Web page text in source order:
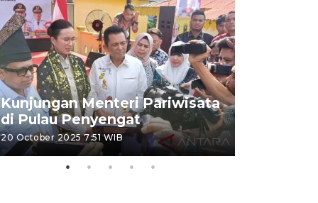
Kunjungan Menteri Pariwisata
di Pulau Penyengat
20 October 2025 7:51 WIB